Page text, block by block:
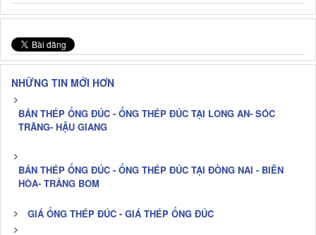
NHỮNG TIN MỚI HƠN
BÁN THÉP ỐNG ĐÚC - ỐNG THÉP ĐÚC TẠI LONG AN- SÓC
TRĂNG- HẬU GIANG
BÁN THÉP ỐNG ĐÚC - ỐNG THÉP ĐÚC TẠI ĐỒNG NAI - BIÊN
HÒA- TRẢNG BOM
GIÁ ỐNG THÉP ĐÚC - GIÁ THÉP ỐNG ĐÚC